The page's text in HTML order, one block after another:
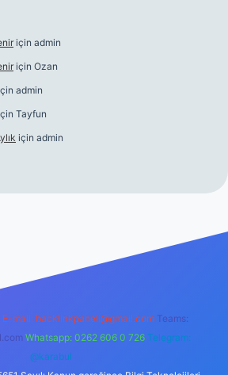
için admin
için Ozan
admin
Tayfun
için admin
E-mail: backlinkpaneli@gmail.com Teams:
Whatsapp: 0262 606 0 726 Telegram:
@karabul